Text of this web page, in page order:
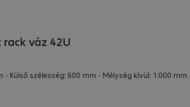
váz 42U
- Külső szélesség: 600 mm - Mélység kívül: 1.000